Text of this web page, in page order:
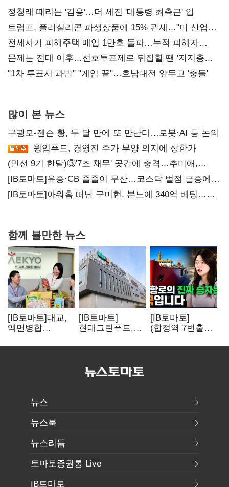
정청래 때리는 '김용'…더 세진 '대통령 최측근' 입
트럼프, 폴리실리콘 파생상품에 15% 관세…"미 산업
재건"
전세사기 피해주택 매입 1만호 돌파…누적 피해자
4만278명
문제는 전대 이후…선호투표제로 뒤집힐 땐 '지지층
불복'
"1차 투표서 과반" "게임 끝"…호남대전 앞두고 '충돌'
많이 본 뉴스
구광모-젠슨 황, 두 달 만에 또 만난다…로봇·AI 등 논의
윙입푸드, 경영진 주가 부양 의지에 상한가
(민선 9기 한달)③'7조 채무' 곳간에 충격…추미애,
20년만에 '비상재정' 선언 승부수
[IB토마토]유증·CB 줄줄이 무산…코스닥 벌점 급증에
상폐 압박
[IB토마토]아워홈 떠난 구미현, 본느에 340억 베팅…
함께 볼만한 뉴스
[IB토마토]대교,
액면병합
룰' 경고장…
[IB토마토]
현대그린푸드,
실적 개선에
[IB토마토]
(합정역 7번출구)
K조선 뜬다
뉴스
뉴스북
뉴스리듬
토마토증권통 Live
IB토마토